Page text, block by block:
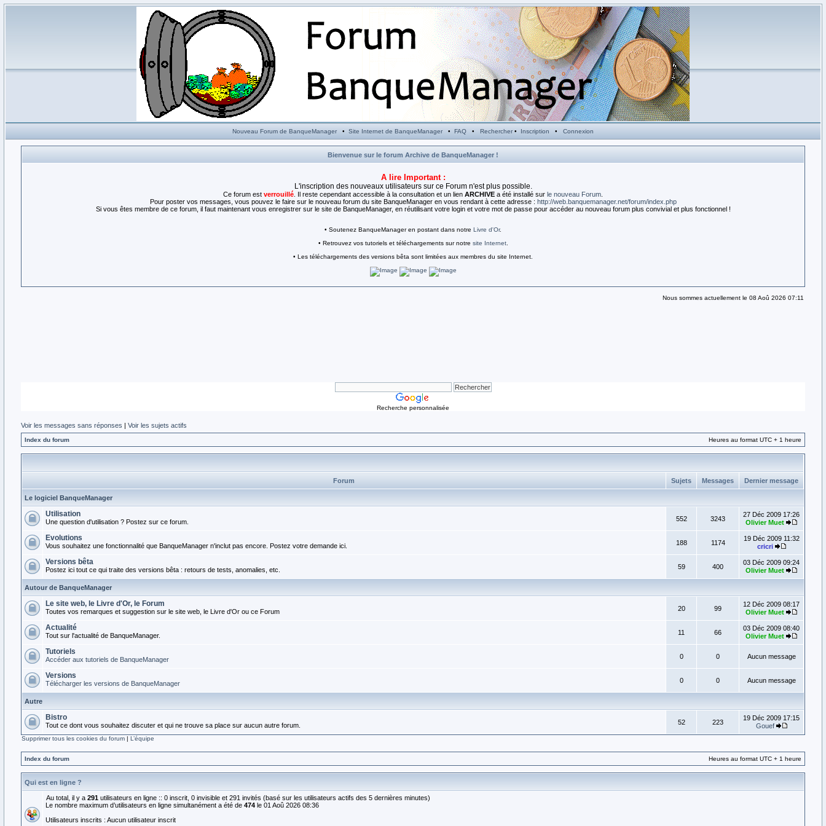
Nouveau Forum de BanqueManager• Site Internet de BanqueManager• FAQ • Rechercher• Inscription • Connexion
Bienvenue sur le forum Archive de BanqueManager !
A lire Important :
L'inscription des nouveaux utilisateurs sur ce Forum n'est plus possible.
Ce forum est verrouillé . Il reste cependant accessible à la consultation et un lien ARCHIVE a été installé sur le nouveau Forum
Pour poster vos messages, vous pouvez le faire sur le nouveau forum du site BanqueManager en vous rendant à cette adresse : http://web.banquemanager.net/forum/index.php
Si vous êtes membre de ce forum, il faut maintenant vous enregistrer sur le site de BanqueManager, en réutilisant votre login et votre mot de passe pour accéder au nouveau forum plus convivial et plus fonctionnel !
• Soutenez BanqueManager en postant dans notre Livre d'Or.
• Retrouvez vos tutoriels et téléchargements sur notre site Internet.
• Les téléchargements des versions bêta sont limitées aux membres du site Internet.
Nous sommes actuellement le 08 Aoû 2026 07:11
Recherche personnalisée
Voir les messages sans réponses | Voir les sujets actifs
Index du forum Heures au format UTC + 1 heure
Forum Sujets Messages Dernier message
Le logiciel BanqueManager
Utilisation
Une question d'utilisation ? Postez sur ce forum. 552 3243
27 Déc 2009 17:26
Olivier Muet
Evolutions
Vous souhaitez une fonctionnalité que BanqueManager n'inclut pas encore. Postez votre demande ici. 188 1174
19 Déc 2009 11:32
cricri
Versions bêta
Postez ici tout ce qui traite des versions bêta : retours de tests, anomalies, etc. 59 400
03 Déc 2009 09:24
Olivier Muet
Autour de BanqueManager
Le site web, le Livre d'Or, le Forum
Toutes vos remarques et suggestion sur le site web, le Livre d'Or ou ce Forum 20 99
12 Déc 2009 08:17
Olivier Muet
Actualité
Tout sur l'actualité de BanqueManager. 11 66
03 Déc 2009 08:40
Olivier Muet
Tutoriels
Accéder aux tutoriels de BanqueManager 0 0 Aucun message
Versions
Télécharger les versions de BanqueManager 0 0 Aucun message
Autre
Bistro
Tout ce dont vous souhaitez discuter et qui ne trouve sa place sur aucun autre forum. 52 223
19 Déc 2009 17:15
Gouef
Supprimer tous les cookies du forum | L’équipe
Index du forum Heures au format UTC + 1 heure
Qui est en ligne ?
Au total, il y a 291 utilisateurs en ligne :: 0 inscrit, 0 invisible et 291 invités (basé sur les utilisateurs actifs des 5 dernières minutes)
Le nombre maximum d’utilisateurs en ligne simultanément a été de 474 le 01 Aoû 2026 08:36
Utilisateurs inscrits : Aucun utilisateur inscrit